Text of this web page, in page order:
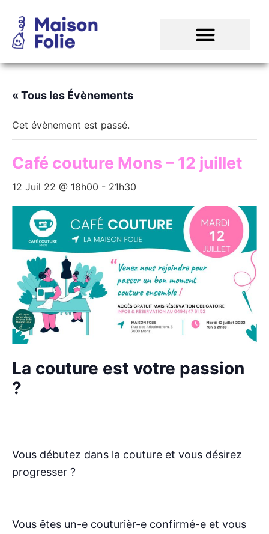
« Tous les Évènements
Cet évènement est passé.
Café couture Mons – 12 juillet
12 Juil 22 @ 18h00 - 21h30
La couture est votre passion
?
Vous débutez dans la couture et vous désirez
progresser ?
Vous êtes un-e couturièr-e confirmé-e et vous